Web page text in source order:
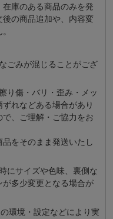
庫のある商品のみを発
の商品追加や、内容変
ごみが混じることがござ
り傷・バリ・歪み・メッ
れなどある場合があり
、ご理解・ご協⼒をお
をそのまま発送いたし
にサイズや⾊味、裏側な
が多少変更となる場合が
環境・設定などにより実